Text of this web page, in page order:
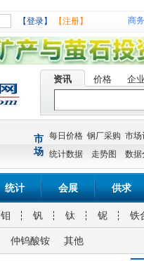
【登录】 【注册】 商
资讯 价格 企
市
场
每日价格 钢厂采购 市场
统计数据
走势图 数据
统计 会展 供求
钼 钒 钛 铌 铁
仲钨酸铵 其他